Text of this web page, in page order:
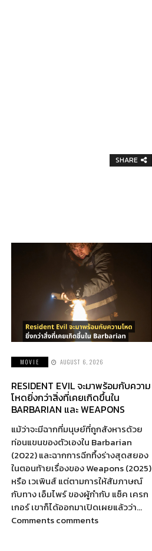
SHARE
MOVIE AUGUST 6, 2026
RESIDENT EVIL จะมาพร้อมกับความ
โหดยิ่งกว่าสิ่งที่เคยเกิดขึ้นใน
BARBARIAN และ WEAPONS
แม้ว่าจะมีฉากที่มนุษย์ที่ถูกสังหารด้วย
ท่อนแขนของตัวเองใน Barbarian
(2022) และฉากการฉีกทึ้งร่างสุดสยอง
ในตอนท้ายเรื่องของ Weapons (2025)
หรือ เวเพินส์ แต่ตามการให้สัมภาษณ์
กับทาง เอ็มไพร์ ของผู้กำกับ แซ็ค เครก
เกอร์ เขาก็ได้ออกมาเปิดเผยแล้วว่า…
Comments comments